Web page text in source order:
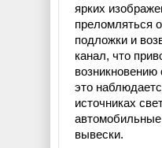
ярких
преломляться
подложки и
канал, что
это
источниках
вывески.